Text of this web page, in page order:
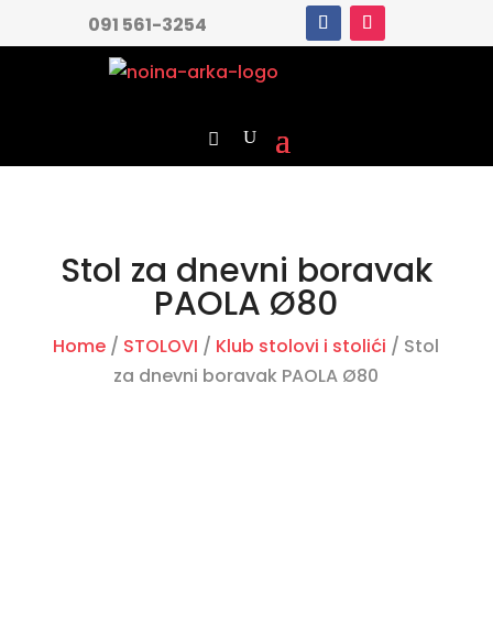
091 561-3254
Stol za dnevni boravak
PAOLA Ø80
Home / STOLOVI / Klub stolovi i stolići / Stol
za dnevni boravak PAOLA Ø80